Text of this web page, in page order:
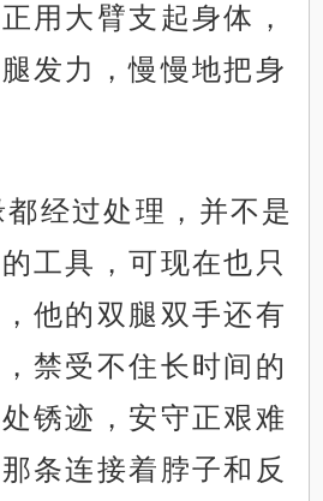
用大臂支起身体，
发力，慢慢地把身
经过处理，并不是
工具，可现在也只
他的双腿双手还有
禁受不住长时间的
锈迹，安守正艰难
条连接着脖子和反